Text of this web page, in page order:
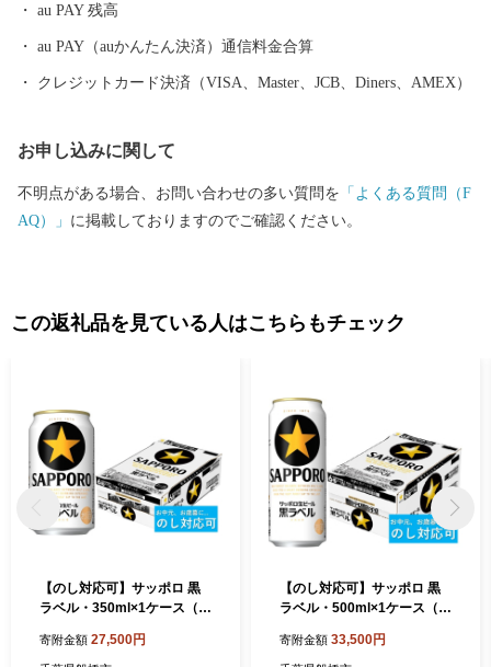
au PAY 残高
au PAY（auかんたん決済）通信料金合算
クレジットカード決済（VISA、Master、JCB、Diners、AMEX）
お申し込みに関して
不明点がある場合、お問い合わせの多い質問を 「よくある質問（F
AQ）」 に掲載しておりますのでご確認ください。
この返礼品を見ている人はこちらもチェック
【のし対応可】サッポロ 黒
ラベル・350ml×1ケース（2
寄附金額 27,500円
【のし対応可】サッポロ 黒
ラベル・500ml×1ケース（2
寄附金額 33,500円